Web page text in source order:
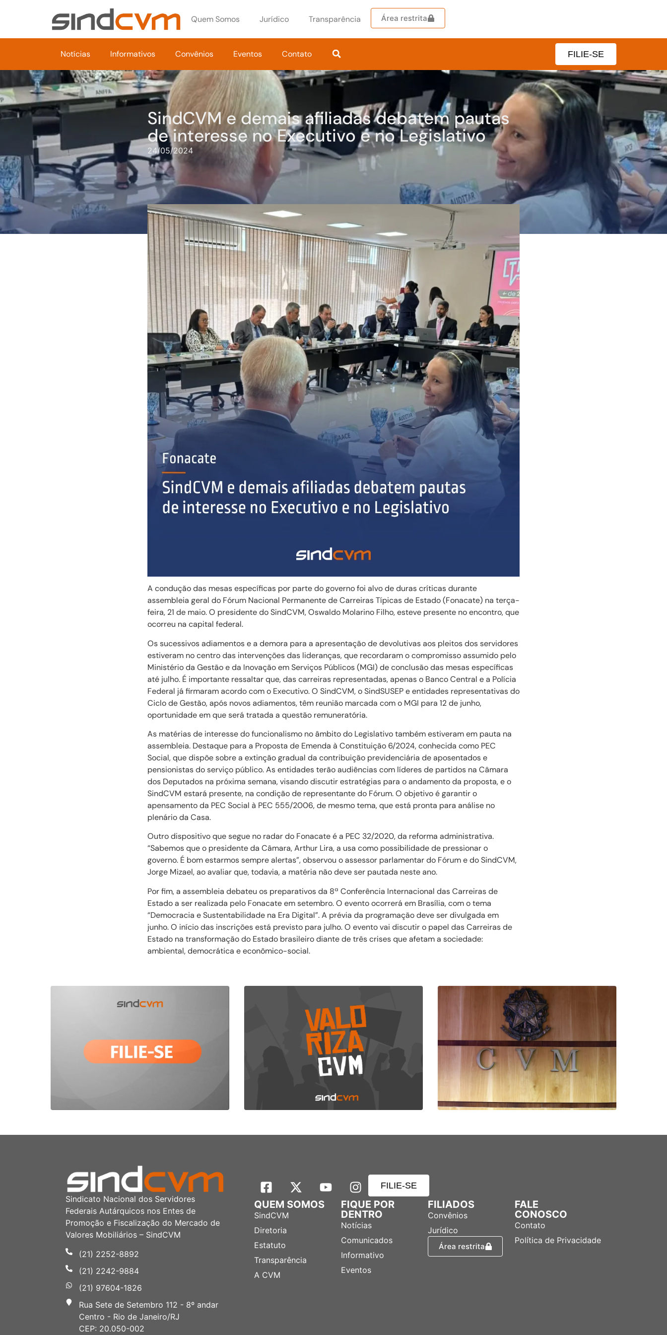
Quem Somos Jurídico Transparência Área restrita
Notícias Informativos Convênios Eventos Contato FILIE-SE
SindCVM e demais afiliadas debatem pautas
de interesse no Executivo e no Legislativo
24/05/2024
A condução das mesas específicas por parte do governo foi alvo de duras críticas durante
assembleia geral do Fórum Nacional Permanente de Carreiras Típicas de Estado (Fonacate) na terça-
feira, 21 de maio. O presidente do SindCVM, Oswaldo Molarino Filho, esteve presente no encontro, que
ocorreu na capital federal.
Os sucessivos adiamentos e a demora para a apresentação de devolutivas aos pleitos dos servidores
estiveram no centro das intervenções das lideranças, que recordaram o compromisso assumido pelo
Ministério da Gestão e da Inovação em Serviços Públicos (MGI) de conclusão das mesas específicas
até julho. É importante ressaltar que, das carreiras representadas, apenas o Banco Central e a Polícia
Federal já firmaram acordo com o Executivo. O SindCVM, o SindSUSEP e entidades representativas do
Ciclo de Gestão, após novos adiamentos, têm reunião marcada com o MGI para 12 de junho,
oportunidade em que será tratada a questão remuneratória.
As matérias de interesse do funcionalismo no âmbito do Legislativo também estiveram em pauta na
assembleia. Destaque para a Proposta de Emenda à Constituição 6/2024, conhecida como PEC
Social, que dispõe sobre a extinção gradual da contribuição previdenciária de aposentados e
pensionistas do serviço público. As entidades terão audiências com líderes de partidos na Câmara
dos Deputados na próxima semana, visando discutir estratégias para o andamento da proposta, e o
SindCVM estará presente, na condição de representante do Fórum. O objetivo é garantir o
apensamento da PEC Social à PEC 555/2006, de mesmo tema, que está pronta para análise no
plenário da Casa.
Outro dispositivo que segue no radar do Fonacate é a PEC 32/2020, da reforma administrativa.
“Sabemos que o presidente da Câmara, Arthur Lira, a usa como possibilidade de pressionar o
governo. É bom estarmos sempre alertas”, observou o assessor parlamentar do Fórum e do SindCVM,
Jorge Mizael, ao avaliar que, todavia, a matéria não deve ser pautada neste ano.
Por fim, a assembleia debateu os preparativos da 8ª Conferência Internacional das Carreiras de
Estado a ser realizada pelo Fonacate em setembro. O evento ocorrerá em Brasília, com o tema
“Democracia e Sustentabilidade na Era Digital”. A prévia da programação deve ser divulgada em
junho. O início das inscrições está previsto para julho. O evento vai discutir o papel das Carreiras de
Estado na transformação do Estado brasileiro diante de três crises que afetam a sociedade:
ambiental, democrática e econômico-social.
Sindicato Nacional dos Servidores
Federais Autárquicos nos Entes de
Promoção e Fiscalização do Mercado de
Valores Mobiliários – SindCVM
(21) 2252-8892
(21) 2242-9884
(21) 97604-1826
Rua Sete de Setembro 112 - 8º andar
Centro - Rio de Janeiro/RJ
CEP: 20.050-002
FILIE-SE
QUEM SOMOS
SindCVM
Diretoria
Estatuto
Transparência
A CVM
FIQUE POR
DENTRO
Notícias
Comunicados
Informativo
Eventos
FILIADOS
Convênios
Jurídico
Área restrita
FALE
CONOSCO
Contato
Política de Privacidade